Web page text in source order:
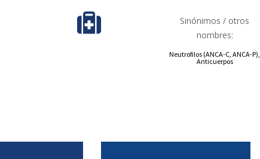
Sinónimos / otros
nombres:
Neutrofilos (ANCA-C, ANCA-P),
Anticuerpos